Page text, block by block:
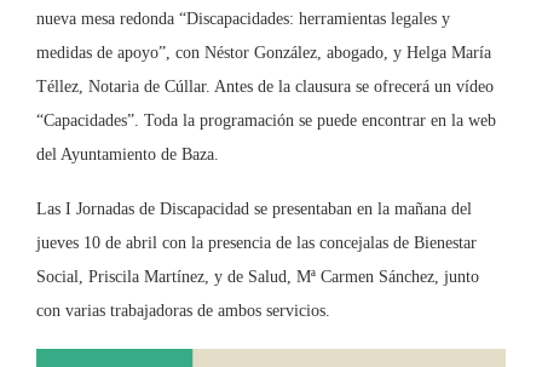
nueva mesa redonda “Discapacidades: herramientas legales y
medidas de apoyo”, con Néstor González, abogado, y Helga María
Téllez, Notaria de Cúllar. Antes de la clausura se ofrecerá un vídeo
“Capacidades”. Toda la programación se puede encontrar en la web
del Ayuntamiento de Baza.
Las I Jornadas de Discapacidad se presentaban en la mañana del
jueves 10 de abril con la presencia de las concejalas de Bienestar
Social, Priscila Martínez, y de Salud, Mª Carmen Sánchez, junto
con varias trabajadoras de ambos servicios.